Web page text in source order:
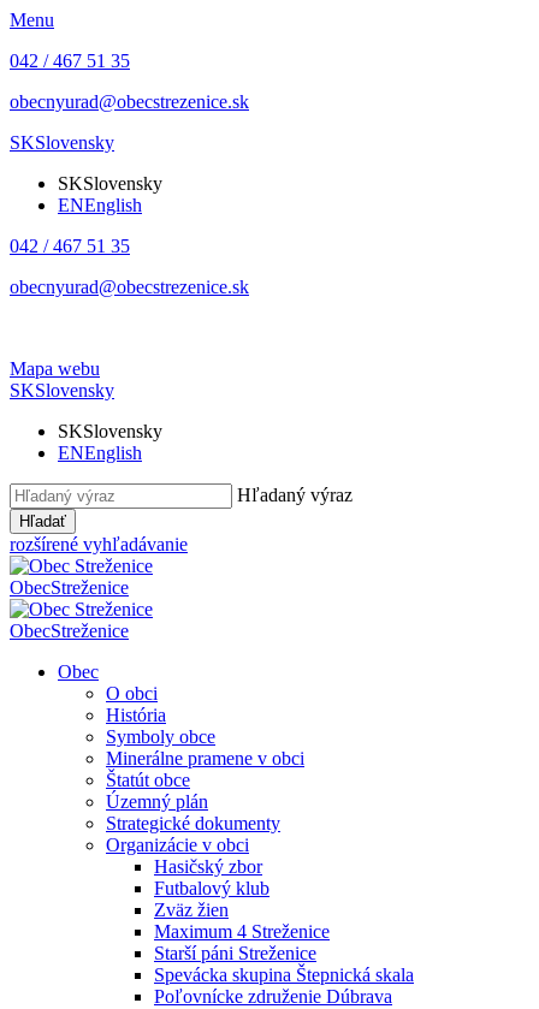
Menu
042 / 467 51 35
obecnyurad@obecstrezenice.sk
SKSlovensky
SKSlovensky
ENEnglish
042 / 467 51 35
obecnyurad@obecstrezenice.sk
Mapa webu
SKSlovensky
SKSlovensky
ENEnglish
Hľadaný výraz
Hľadať
rozšírené vyhľadávanie
ObecStreženice
ObecStreženice
Obec
O obci
História
Symboly obce
Minerálne pramene v obci
Štatút obce
Územný plán
Strategické dokumenty
Organizácie v obci
Hasičský zbor
Futbalový klub
Zväz žien
Maximum 4 Streženice
Starší páni Streženice
Spevácka skupina Štepnická skala
Poľovnícke združenie Dúbrava